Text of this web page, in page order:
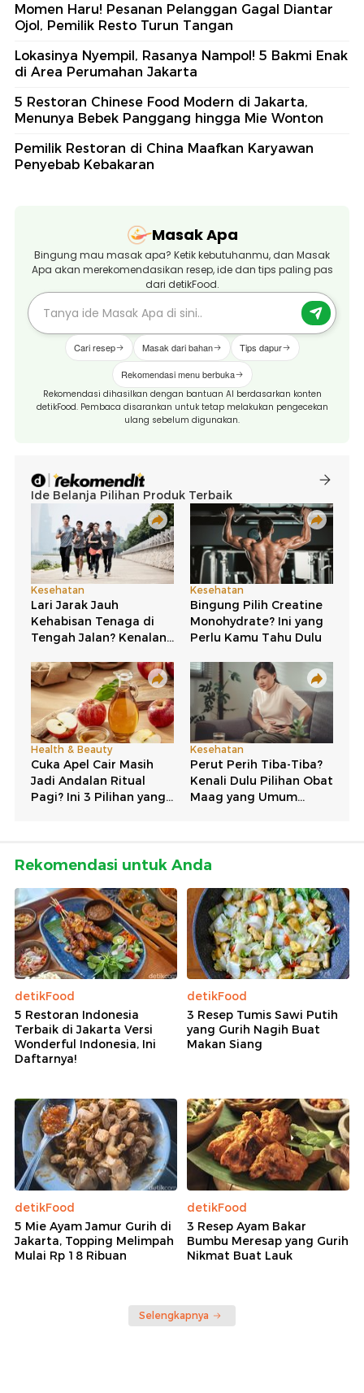
Momen Haru! Pesanan Pelanggan Gagal Diantar
Ojol, Pemilik Resto Turun Tangan
Lokasinya Nyempil, Rasanya Nampol! 5 Bakmi Enak
di Area Perumahan Jakarta
5 Restoran Chinese Food Modern di Jakarta,
Menunya Bebek Panggang hingga Mie Wonton
Pemilik Restoran di China Maafkan Karyawan
Penyebab Kebakaran
Masak Apa
Bingung mau masak apa? Ketik kebutuhanmu, dan Masak
Apa akan merekomendasikan resep, ide dan tips paling pas
dari detikFood.
Cari resep Masak dari bahan Tips dapur
Rekomendasi menu berbuka
Rekomendasi dihasilkan dengan bantuan AI berdasarkan konten
detikFood. Pembaca disarankan untuk tetap melakukan pengecekan
ulang sebelum digunakan.
Rekomendasi untuk Anda
detikFood
5 Restoran Indonesia
Terbaik di Jakarta Versi
Wonderful Indonesia, Ini
Daftarnya!
detikFood
3 Resep Tumis Sawi Putih
yang Gurih Nagih Buat
Makan Siang
detikFood
5 Mie Ayam Jamur Gurih di
Jakarta, Topping Melimpah
Mulai Rp 18 Ribuan
detikFood
3 Resep Ayam Bakar
Bumbu Meresap yang Gurih
Nikmat Buat Lauk
Selengkapnya